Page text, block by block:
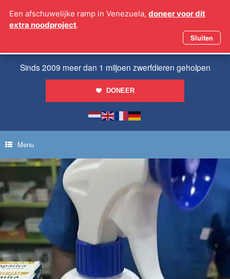
naar
Sinds 2009 meer dan 1 miljoen zwerfdieren geholpen
DONEER
Menu
Een afschuwelijke ramp in Venezuela, doneer voor dit
extra noodproject.
Sluiten